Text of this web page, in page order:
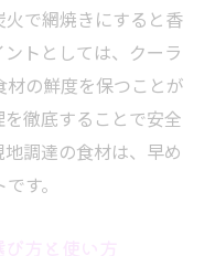
で網焼きにすると香
トとしては、クーラ
の鮮度を保つことが
徹底することで安全
調達の食材は、早め
す。